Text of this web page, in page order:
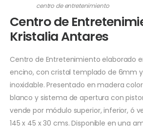
centro de entretenimiento
Centro de
Kristalia Antares
Centro de Entretenimiento elaborado
encino, con cristal templado de 6mm
inoxidable. Presentado en madera
blanco y sistema de apertura con
vende por módulo superior, inferior, ó
145 x 45 x 30 cms. Disponible en una